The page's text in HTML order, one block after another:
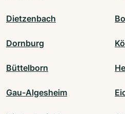
Dietzenbach
Dornburg
Büttelborn
Gau-Algesheim